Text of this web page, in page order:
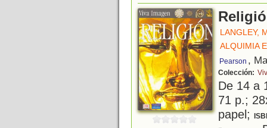
LANGLEY,
ALQUIMIA
Pearson ,
Colección:
De 14 a
71 p.;
papel;